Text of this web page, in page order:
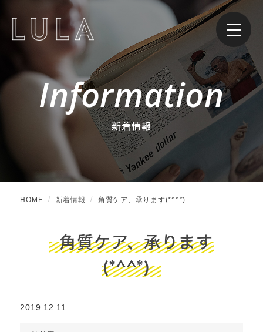
Information
新着情報
HOME 新着情報 角質ケア、承ります(*^^*)
角質ケア、承ります
(*^^*)
2019.12.11